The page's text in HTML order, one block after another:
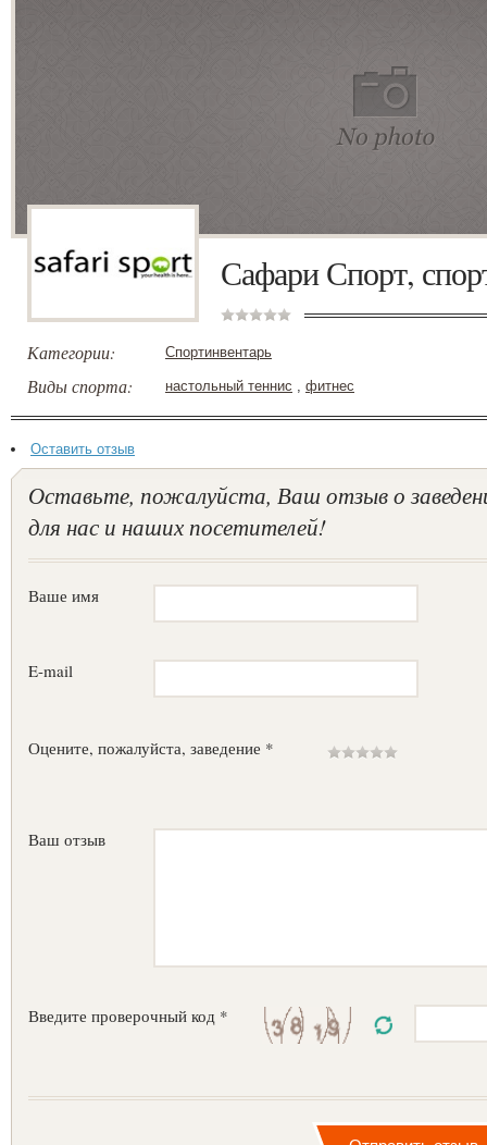
Сафари Спорт,
Категории: Спортинвентарь
Виды спорта: настольный теннис , фитнес
Оставить отзыв
Оставьте, пожалуйста, Ваш отзыв о
для нас и наших посетителей!
Ваше имя
E-mail
Оцените, пожалуйста, заведение *
Ваш отзыв
Введите проверочный код *